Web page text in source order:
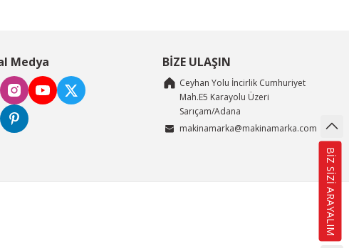
Medya BİZE ULAŞIN
Ceyhan Yolu İncirlik Cumhuriyet
Mah.E5 Karayolu Üzeri
Sarıçam/Adana
makinamarka@makinamarka.com
BİZ SİZİ ARAYALIM